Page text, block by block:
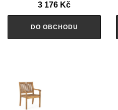
3 176 Kč
DO OBCHODU